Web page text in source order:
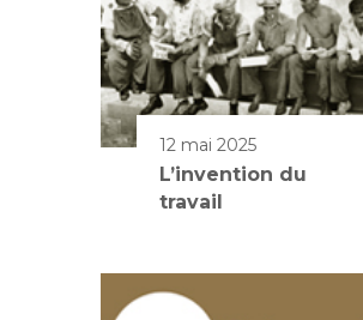
12 mai 2025
L’invention du
travail